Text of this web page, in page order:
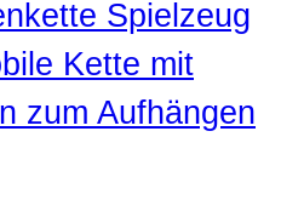
Spielzeug
Kette mit
zum Aufhängen